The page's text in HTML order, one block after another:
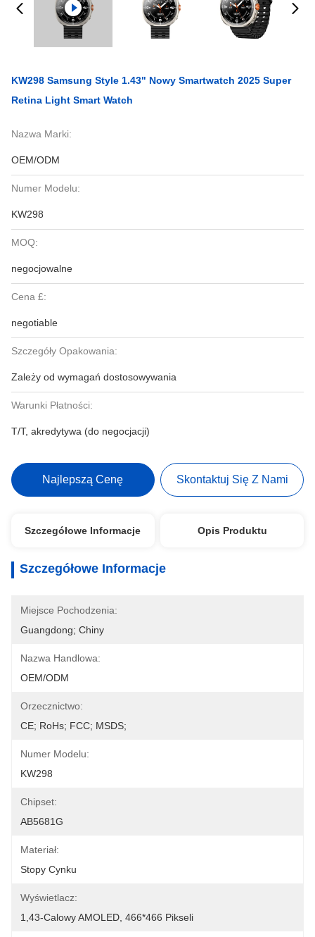
KW298 Samsung Style 1.43" Nowy Smartwatch 2025 Super
Retina Light Smart Watch
Nazwa Marki:
OEM/ODM
Numer Modelu:
KW298
MOQ:
negocjowalne
Cena £:
negotiable
Szczegóły Opakowania:
Zależy od wymagań dostosowywania
Warunki Płatności:
T/T, akredytywa (do negocjacji)
Najlepszą Cenę Skontaktuj Się Z Nami
Szczegółowe Informacje Opis Produktu
Szczegółowe Informacje
Miejsce Pochodzenia:
Guangdong; Chiny
Nazwa Handlowa:
OEM/ODM
Orzecznictwo:
CE; RoHs; FCC; MSDS;
Numer Modelu:
KW298
Chipset:
AB5681G
Materiał:
Stopy Cynku
Wyświetlacz:
1,43-Calowy AMOLED, 466*466 Pikseli